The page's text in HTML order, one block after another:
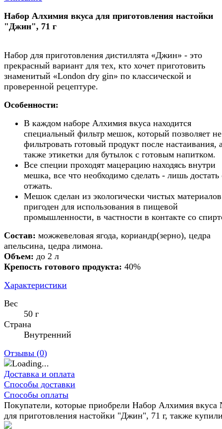
Набор Алхимия вкуса для приготовления настойки
"Джин", 71 г
Набор для приготовления дистиллята «Джин» - это
прекрасный вариант для тех, кто хочет приготовить
знаменитый «London dry gin» по классической и
проверенной рецептуре.
Особенности:
В каждом наборе Алхимия вкуса находится
специальный фильтр мешок, который позволяет не
фильтровать готовый продукт после настаивания,
также этикетки для бутылок с готовым напитком.
Все специи проходят мацерацию находясь внутри
мешка, все что необходимо сделать - лишь достать
отжать.
Мешок сделан из экологически чистых
пригоден для использования в пищевой
промышленности, в частности в контакте со
Состав: можжевеловая ягода, кориандр(зерно), цедра
апельсина, цедра лимона.
Объем: до 2 л
Крепость готового продукта: 40%
Характеристики
Вес
50 г
Страна
Внутренний
Отзывы (0)
Доставка и оплата
Способы доставки
Способы оплаты
Покупатели, которые приобрели Набор Алхимия
для приготовления настойки "Джин", 71 г, также